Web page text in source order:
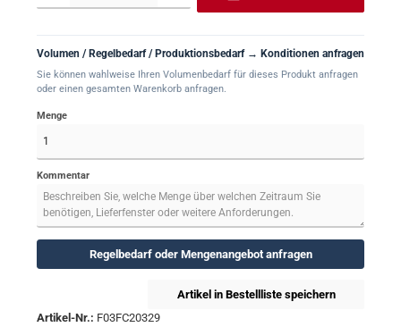
Volumen / Regelbedarf / Produktionsbedarf → Konditionen anfragen
Sie können wahlweise Ihren Volumenbedarf für dieses Produkt anfragen
oder einen gesamten Warenkorb anfragen.
Menge
Kommentar
Regelbedarf oder Mengenangebot anfragen
Artikel in Bestellliste speichern
Artikel-Nr.: F03FC20329